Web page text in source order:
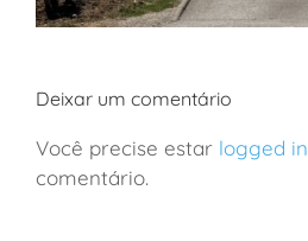
Deixar um comentário
Você precise estar logged in
comentário.